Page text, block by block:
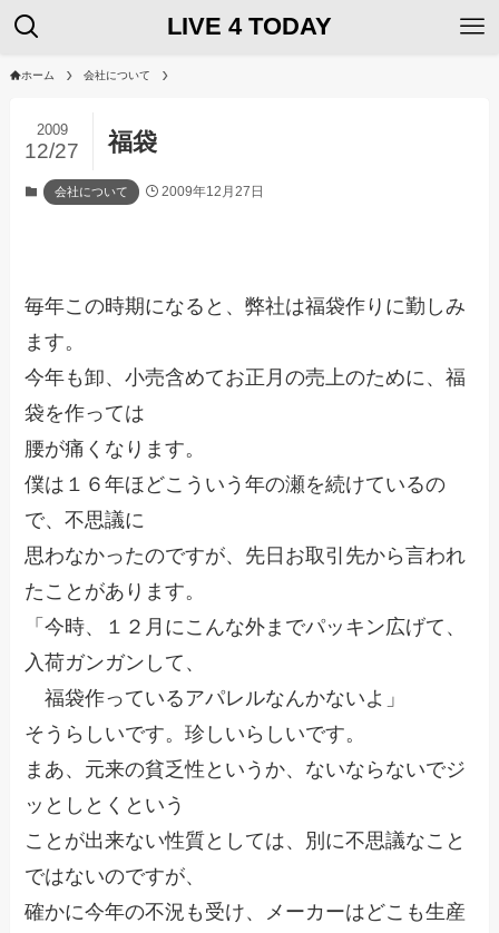
LIVE 4 TODAY
ホーム 会社について
福袋
2009
12/27
会社について 2009年12月27日
毎年この時期になると、弊社は福袋作りに勤しみ
ます。
今年も卸、小売含めてお正月の売上のために、福
袋を作っては
腰が痛くなります。
僕は１６年ほどこういう年の瀬を続けているの
で、不思議に
思わなかったのですが、先日お取引先から言われ
たことがあります。
「今時、１２月にこんな外までパッキン広げて、
入荷ガンガンして、
福袋作っているアパレルなんかないよ」
そうらしいです。珍しいらしいです。
まあ、元来の貧乏性というか、ないならないでジ
ッとしとくという
ことが出来ない性質としては、別に不思議なこと
ではないのですが、
確かに今年の不況も受け、メーカーはどこも生産